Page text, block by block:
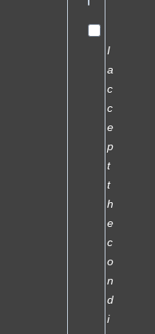
I
a
c
c
e
p
t
t
h
e
c
o
n
d
i